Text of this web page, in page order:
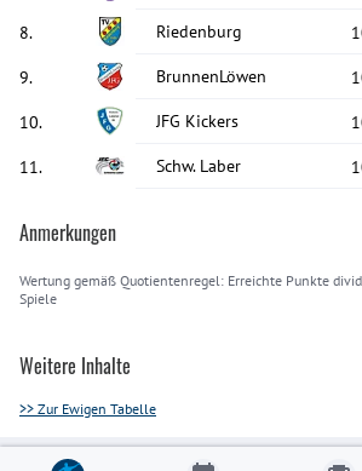
8. Riedenburg
9. BrunnenLöwen
10. JFG Kickers
11. Schw. Laber
Anmerkungen
Wertung gemäß Quotientenregel: Erreichte Punkte
Spiele
Weitere Inhalte
>> Zur Ewigen Tabelle